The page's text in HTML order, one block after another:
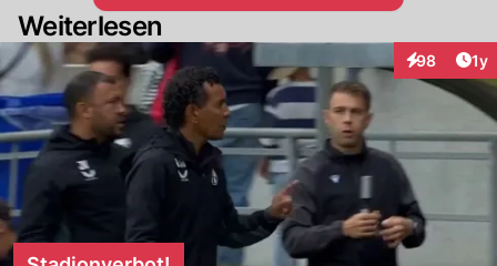
Weiterlesen
98 1y